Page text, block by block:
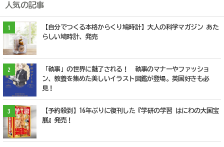
人気の記事
1
【自分でつくる本格からくり鳩時計】大人の科学マガジン あた
らしい鳩時計、発売
2
「執事」の世界に魅了される！ 執事のマナーやファッショ
ン、教養を集めた美しいイラスト図鑑が登場。英国好きも必
見！
3
【予約殺到】16年ぶりに復刊した『学研の学習 はにわの大国宝
展』発売！